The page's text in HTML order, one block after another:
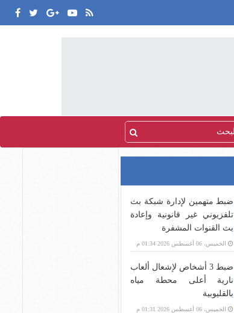
ضبط متهمين لإدارة شبكة بث
تلفزيوني غير قانونية وإعادة
بث القنوات المشفرة
الخميس، 06 أغسطس 2026 01:34 م
ضبط 3 أشخاص لإشعال ألعاب
نارية أعلى محطة مياه
بالقليوبية
الخميس، 06 أغسطس 2026 01:31 م